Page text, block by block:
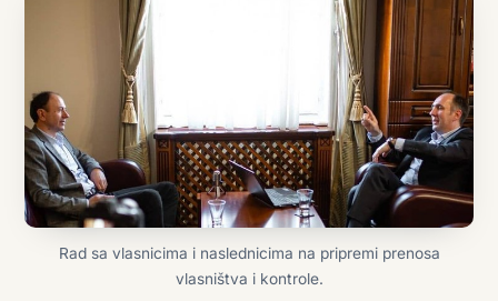
Rad sa vlasnicima i naslednicima na pripremi prenosa
vlasništva i kontrole.